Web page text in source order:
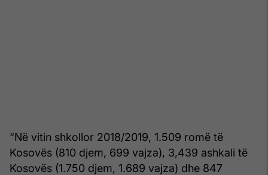
“Në vitin shkollor 2018/2019, 1.509 romë të
Kosovës (810 djem, 699 vajza), 3,439 ashkali të
Kosovës (1.750 djem, 1.689 vajza) dhe 847